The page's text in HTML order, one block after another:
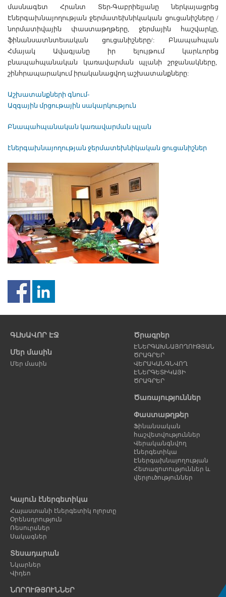
մասնագետ Հրանտ Տեր-Գաբրիելյանը ներկայացրեց
Էներգախնայողության ջերմատեխնիկական ցուցանիշները /
նորմատիվային փաստաթղթերը, ջերմային հաշվարկը,
ֆինանսատնտեսական ցուցանիշները/: Բնապահպան
Հմայակ Ավագյանը իր ելույթում կարևորեց
բնապահպանական կառավարման պլանի շրջանակները,
շինհրապարակում իրականացվող աշխատանքները:
Աշխատանքների գնում-
Ազգային մրցութային սակարկություն
Բնապահպանական կառավարման պլան
էներգախնայողության ջերմատեխնիկական ցուցանիշներ
էջ
ԳԼԽԱՎՈՐ ԷՋ
Մեր մասին
Մեր մասին
Ծրագրեր
ԷՆԵՐԳԱԽՆԱՅՈՂՈՒԹՅԱՆ
ԾՐԱԳՐԵՐ
ՎԵՐԱԿԱՆԳՆՎՈՂ
ԷՆԵՐԳԵՏԻԿԱՅԻ
ԾՐԱԳՐԵՐ
Ծառայություններ
Փաստաթղթեր
Ֆինանսական
հաշվետվություններ
Վերականգնվող
էներգետիկա
Էներգախնայողության
Հետազոտություններ և
վերլուծություններ
Կայուն էներգետիկա
Հայաստանի էներգետիկ ոլորտը
Օրենսդրություն
Ռեսուրսներ
Սակագներ
Տեսադարան
Նկարներ
Վիդեո
ՆՈՐՈՒԹՅՈՒՆՆԵՐ